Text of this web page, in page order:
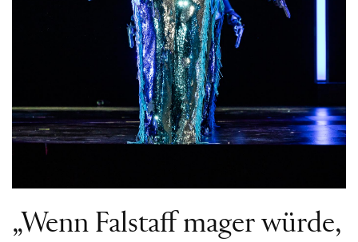
„Wenn Falstaff mager würde,